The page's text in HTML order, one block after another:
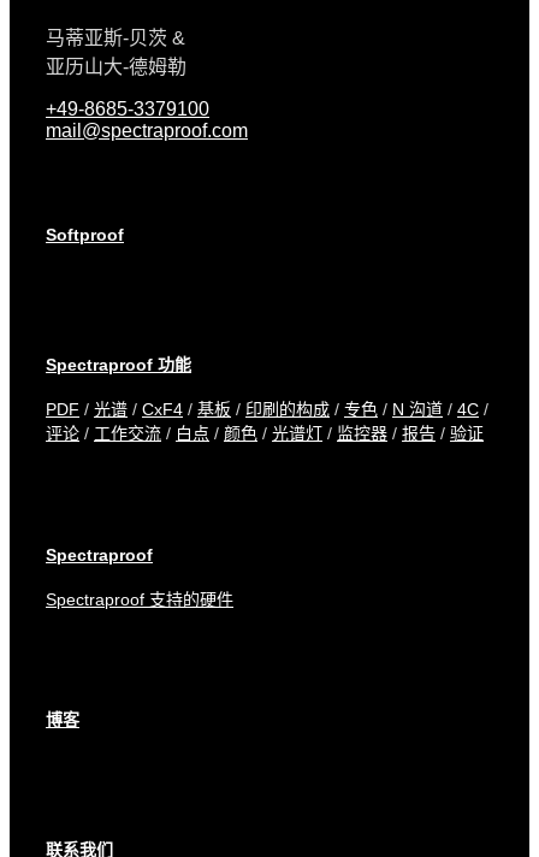
马蒂亚斯-贝茨 &
亚历山大-德姆勒
+49-8685-3379100
mail@spectraproof.com
Softproof
Spectraproof 功能
PDF / 光谱 / CxF4 / 基板 / 印刷的构成 / 专色 / N 沟道 / 4C /
评论 / 工作交流 / 白点 / 颜色 / 光谱灯 / 监控器 / 报告 / 验证
Spectraproof
Spectraproof 支持的硬件
博客
联系我们